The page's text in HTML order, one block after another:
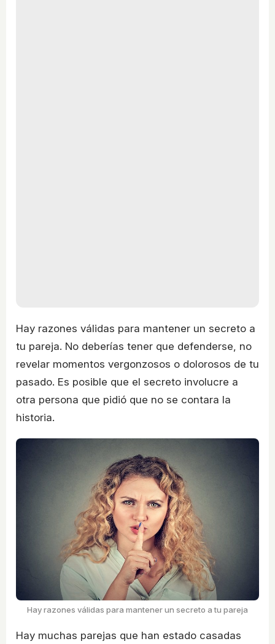
Hay razones válidas para mantener un secreto a
tu pareja. No deberías tener que defenderse, no
revelar momentos vergonzosos o dolorosos de tu
pasado. Es posible que el secreto involucre a
otra persona que pidió que no se contara la
historia.
Hay razones válidas para mantener un secreto a tu pareja
Hay muchas parejas que han estado casadas